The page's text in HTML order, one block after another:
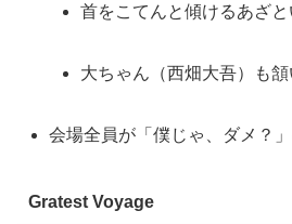
首をこてんと傾けるあざ
大ちゃん（西畑大吾）も
会場全員が「僕じゃ、ダメ？
Gratest Voyage